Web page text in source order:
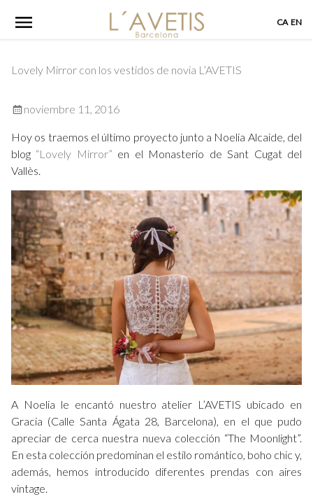
content
CA EN
Lovely Mirror con los vestidos de novia L’AVETIS
noviembre 11, 2016
Hoy os traemos el último proyecto junto a Noelia Alcaide, del
blog “Lovely Mirror” en el Monasterio de Sant Cugat del
Vallès.
A Noelia le encantó nuestro atelier L’AVETIS ubicado en
Gracia (Calle Santa Ágata 28, Barcelona), en el que pudo
apreciar de cerca nuestra nueva colección “The Moonlight”.
En esta colección predominan el estilo romántico, boho chic y,
además, hemos introducido diferentes prendas con aires
vintage.